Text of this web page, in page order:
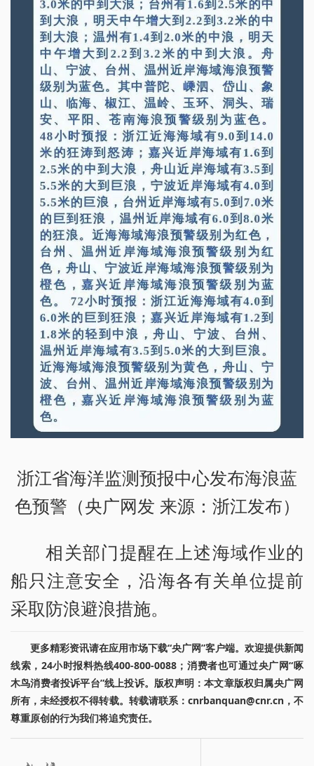
浙江省海洋监测预报中心发布海浪蓝
色预警（央广网发 来源：浙江发布）
相关部门提醒在上述海域作业的
船只注意安全，沿海各有关单位提前
采取防浪避浪措施。
更多精彩资讯请在应用市场下载“央广网”客户端。欢迎提供新闻
线索，24小时报料热线400-800-0088；消费者也可通过央广网“啄
木鸟消费者投诉平台”线上投诉。版权声明：本文章版权归属央广网
所有，未经授权不得转载。转载请联系：cnrbanquan@cnr.cn，不
尊重原创的行为我们将追究责任。